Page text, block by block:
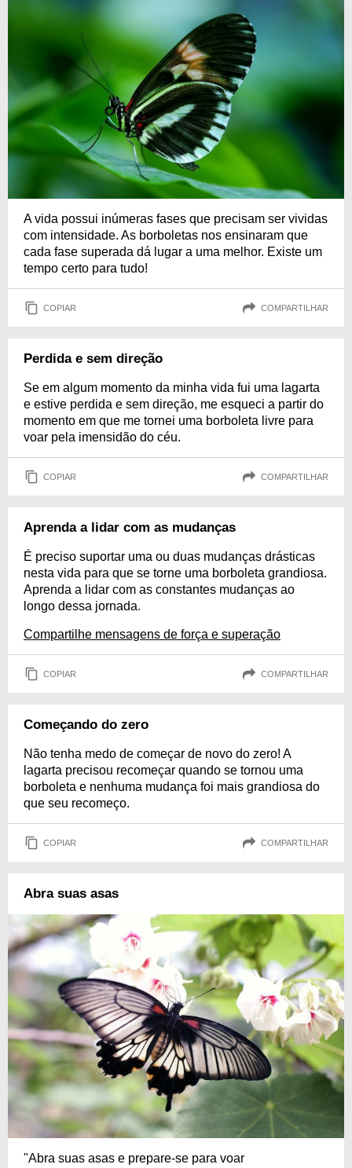
A vida possui inúmeras fases que precisam ser vividas
com intensidade. As borboletas nos ensinaram que
cada fase superada dá lugar a uma melhor. Existe um
tempo certo para tudo!
COPIAR COMPARTILHAR
Perdida e sem direção
Se em algum momento da minha vida fui uma lagarta
e estive perdida e sem direção, me esqueci a partir do
momento em que me tornei uma borboleta livre para
voar pela imensidão do céu.
COPIAR COMPARTILHAR
Aprenda a lidar com as mudanças
É preciso suportar uma ou duas mudanças drásticas
nesta vida para que se torne uma borboleta grandiosa.
Aprenda a lidar com as constantes mudanças ao
longo dessa jornada.
Compartilhe mensagens de força e superação
COPIAR COMPARTILHAR
Começando do zero
Não tenha medo de começar de novo do zero! A
lagarta precisou recomeçar quando se tornou uma
borboleta e nenhuma mudança foi mais grandiosa do
que seu recomeço.
COPIAR COMPARTILHAR
Abra suas asas
"Abra suas asas e prepare-se para voar